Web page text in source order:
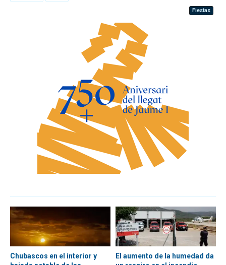
Fiestas
Chubascos en el interior y
El aumento de la humedad da